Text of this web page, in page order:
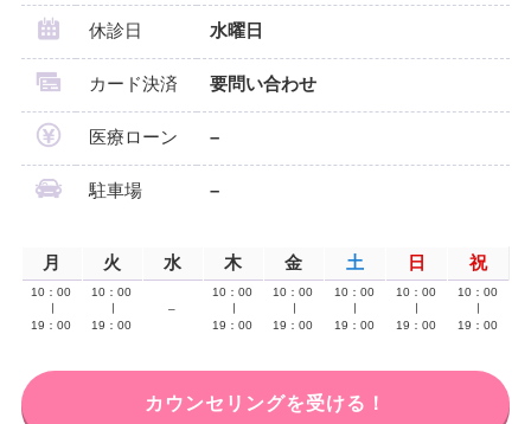
休診日 水曜日
カード決済 要問い合わせ
医療ローン –
駐車場 –
月 火 水 木 金 土 日 祝
10：00
19：00
10：00
19：00
–
10：00
19：00
10：00
19：00
10：00
19：00
10：00
19：00
10：00
19：00
カウンセリングを受ける！